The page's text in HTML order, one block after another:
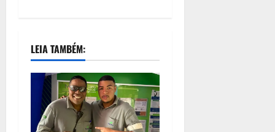
LEIA TAMBÉM: